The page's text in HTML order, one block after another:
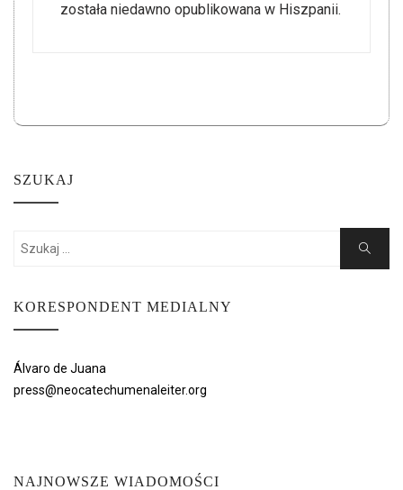
została niedawno opublikowana w Hiszpanii.
SZUKAJ
Search
Search
KORESPONDENT MEDIALNY
Álvaro de Juana
press@neocatechumenaleiter.org
NAJNOWSZE WIADOMOŚCI